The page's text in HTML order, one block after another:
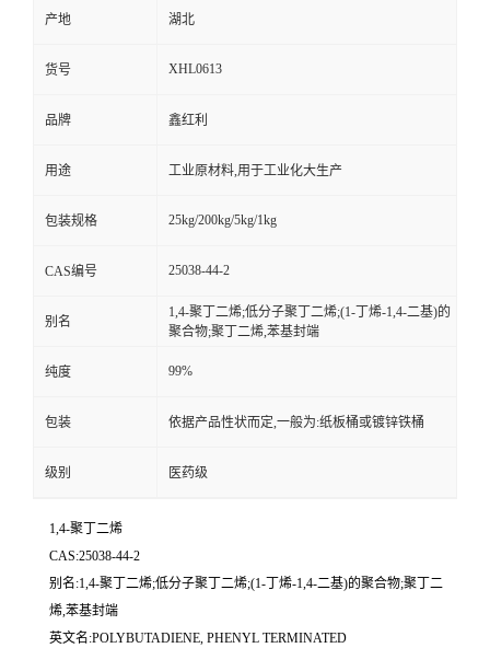
产地 湖北
货号 XHL0613
品牌 鑫红利
用途 工业原材料,用于工业化大生产
包装规格 25kg/200kg/5kg/1kg
CAS编号 25038-44-2
别名
1,4-聚丁二烯;低分子聚丁二烯;(1-丁烯-1,4-二基)的
聚合物;聚丁二烯,苯基封端
纯度 99%
包装 依据产品性状而定,一般为:纸板桶或镀锌铁桶
级别 医药级
1,4-聚丁二烯
CAS:25038-44-2
别名:1,4-聚丁二烯;低分子聚丁二烯;(1-丁烯-1,4-二基)的聚合物;聚丁二
烯,苯基封端
英文名:POLYBUTADIENE, PHENYL TERMINATED